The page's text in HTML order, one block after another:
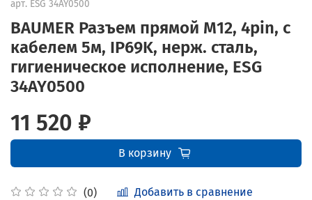
арт. ESG 34AY0500
BAUMER Разъем прямой M12, 4pin, с
кабелем 5м, IP69K, нерж. сталь,
гигиеническое исполнение, ESG
34AY0500
(0) Добавить в сравнение
11 520 ₽
В корзину